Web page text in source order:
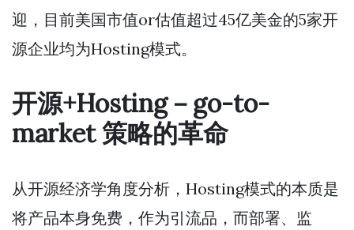
迎，目前美国市值or估值超过45亿美金的5家开
源企业均为Hosting模式。
开源+Hosting－go-to-
market 策略的革命
从开源经济学角度分析，Hosting模式的本质是
将产品本身免费，作为引流品，而部署、监